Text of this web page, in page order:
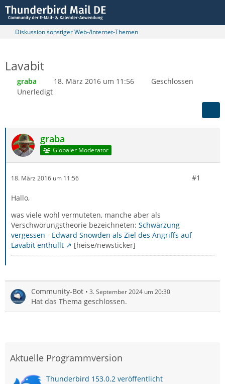
Diskussion sonstiger Web-/Internet-Themen
Lavabit
graba 18. März 2016 um 11:56
Geschlossen
Unerledigt
graba
Globaler Moderator
18. März 2016 um 11:56 #1
Hallo,
was viele wohl vermuteten, manche aber als
Verschwörungstheorie bezeichneten: Schwärzung
vergessen - Edward Snowden als Ziel des Angriffs auf
Lavabit enthüllt
[heise/newsticker]
Community-Bot 3. September 2024 um 20:30
Hat das Thema geschlossen.
Aktuelle Programmversion
Thunderbird 153.0.2 veröffentlicht